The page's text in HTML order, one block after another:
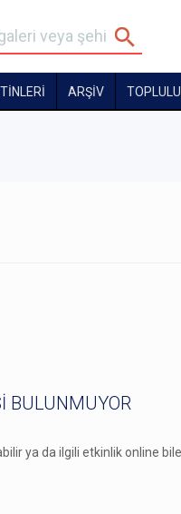
ARŞİV
BULUNMUYOR
ya da ilgili etkinlik online